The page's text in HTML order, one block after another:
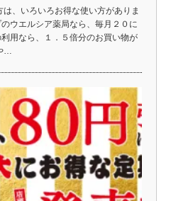
、いろいろお得な使い方がありま
ウエルシア薬局なら、毎月２０に
用なら、１．５倍分のお買い物が
…